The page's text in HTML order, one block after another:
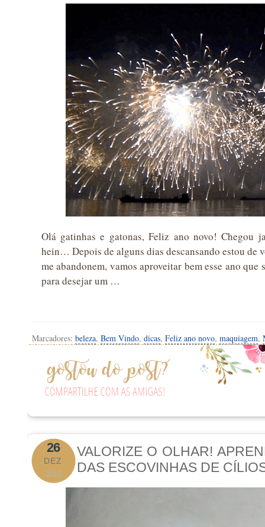
Olá gatinhas e gatonas, Feliz ano novo!
hein… Depois de alguns dias descansando estou de
me abandonem, vamos aproveitar bem esse ano
para desejar um …
Marcadores: beleza, Bem Vindo, dicas, Feliz ano novo, maquiagem,
26
DEZ
2016
VALORIZE O OLHAR!
DAS ESCOVINHAS DE